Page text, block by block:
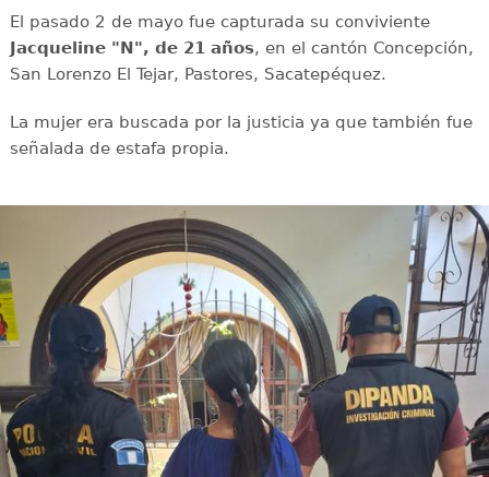
El pasado 2 de mayo fue capturada su conviviente
Jacqueline "N", de 21 años, en el cantón Concepción,
San Lorenzo El Tejar, Pastores, Sacatepéquez.
La mujer era buscada por la justicia ya que también fue
señalada de estafa propia.